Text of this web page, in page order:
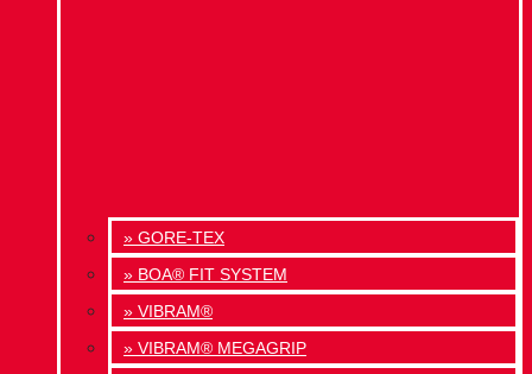
» GORE-TEX
» BOA® FIT SYSTEM
» VIBRAM®
» VIBRAM® MEGAGRIP